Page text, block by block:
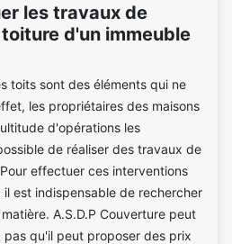
les travaux de
d'un immeuble
toits sont des éléments qui ne
les propriétaires des maisons
d'opérations les
de réaliser des travaux de
effectuer ces interventions
est indispensable de rechercher
A.S.D.P Couverture peut
qu'il peut proposer des prix